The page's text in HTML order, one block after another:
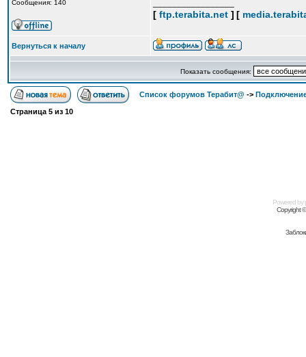
Сообщения: 140
[ ftp.terabita.net ] [
Вернуться к началу
Показать сообщения:
Список форумов Терабит@ ->
Страница 5 из 10
Powered by
Copyright